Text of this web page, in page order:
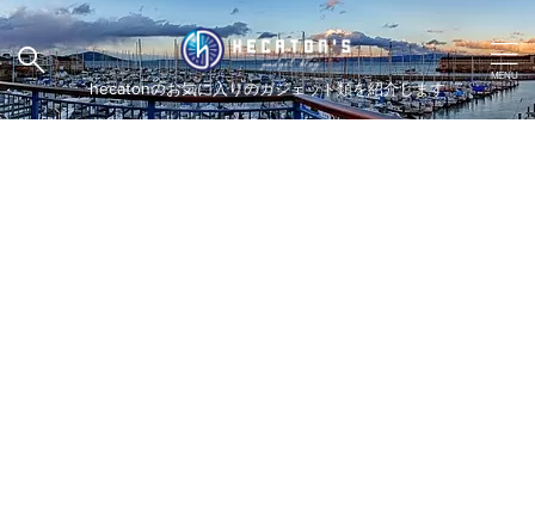
hecatonのお気に入りのガジェット類を紹介します